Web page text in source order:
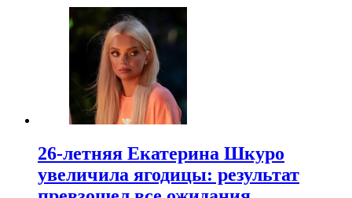
26-летняя Екатерина Шкуро
увеличила ягодицы: результат